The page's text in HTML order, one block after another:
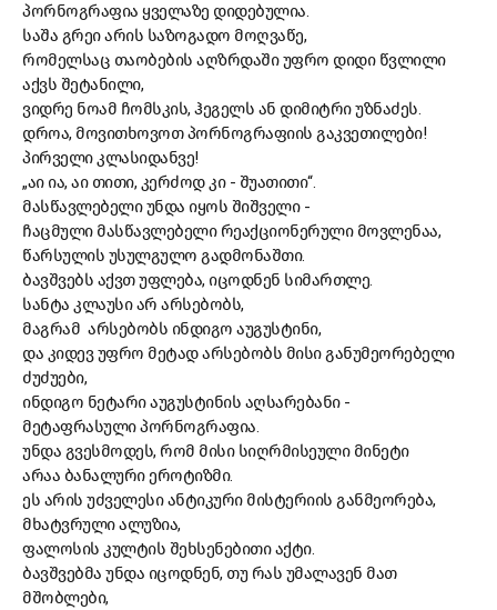
პორნოგრაფია ყველაზე დიდებულია.
საშა გრეი არის საზოგადო მოღვაწე,
რომელსაც თაობების აღზრდაში უფრო დიდი წვლილი
აქვს შეტანილი,
ვიდრე ნოამ ჩომსკის, ჰეგელს ან დიმიტრი უზნაძეს.
დროა, მოვითხოვოთ პორნოგრაფიის გაკვეთილები!
პირველი კლასიდანვე!
„აი ია, აი თითი, კერძოდ კი - შუათითი“.
მასწავლებელი უნდა იყოს შიშველი -
ჩაცმული მასწავლებელი რეაქციონერული მოვლენაა,
წარსულის უსულგულო გადმონაშთი.
ბავშვებს აქვთ უფლება, იცოდნენ სიმართლე.
სანტა კლაუსი არ არსებობს,
მაგრამ არსებობს ინდიგო აუგუსტინი,
და კიდევ უფრო მეტად არსებობს მისი განუმეორებელი
ძუძუები,
ინდიგო ნეტარი აუგუსტინის აღსარებანი -
მეტაფრასული პორნოგრაფია.
უნდა გვესმოდეს, რომ მისი სიღრმისეული მინეტი
არაა ბანალური ეროტიზმი.
ეს არის უძველესი ანტიკური მისტერიის განმეორება,
მხატვრული ალუზია,
ფალოსის კულტის შეხსენებითი აქტი.
ბავშვებმა უნდა იცოდნენ, თუ რას უმალავენ მათ
მშობლები,